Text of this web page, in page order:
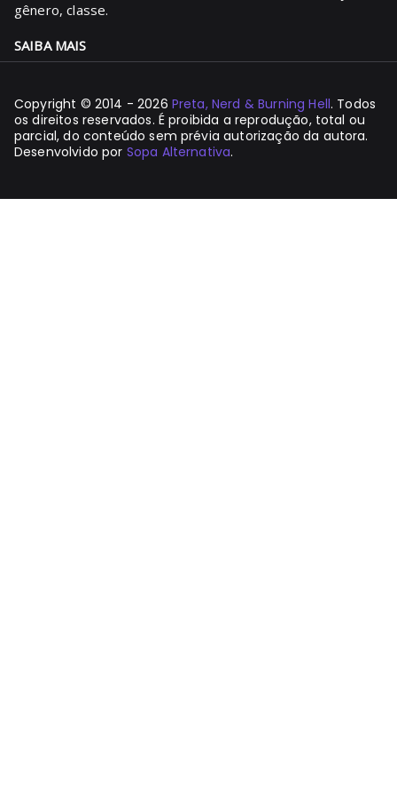
gênero, classe.
SAIBA MAIS
Copyright © 2014 - 2026 Preta, Nerd & Burning Hell. Todos
os direitos reservados. É proibida a reprodução, total ou
parcial, do conteúdo sem prévia autorização da autora.
Desenvolvido por Sopa Alternativa.